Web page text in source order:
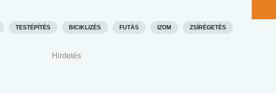
TESTÉPÍTÉS BICIKLIZÉS FUTÁS IZOM ZSÍRÉGETÉS
Hirdetés